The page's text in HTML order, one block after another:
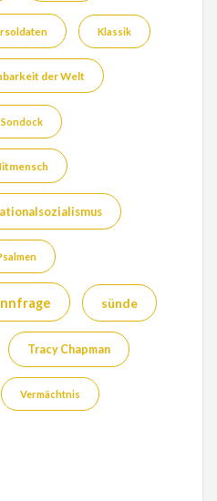
Klassik
der Welt
sünde
Tracy Chapman
Vermächtnis